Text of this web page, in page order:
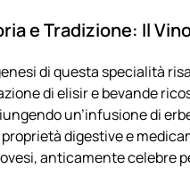
e Tradizione: Il
di questa specialità
di elisir e bevande
un’infusione di
digestive e
anticamente celebre